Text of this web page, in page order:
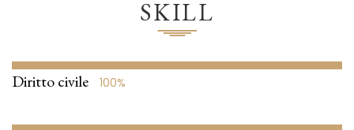
SKILL
Diritto civile 100%